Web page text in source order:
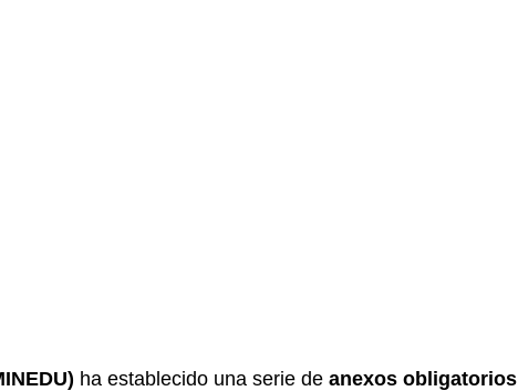
ha establecido una serie de anexos obligatorios